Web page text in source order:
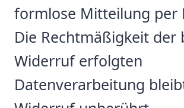
formlose Mitteilung per
Die Rechtmäßigkeit der
Widerruf erfolgten
Datenverarbeitung